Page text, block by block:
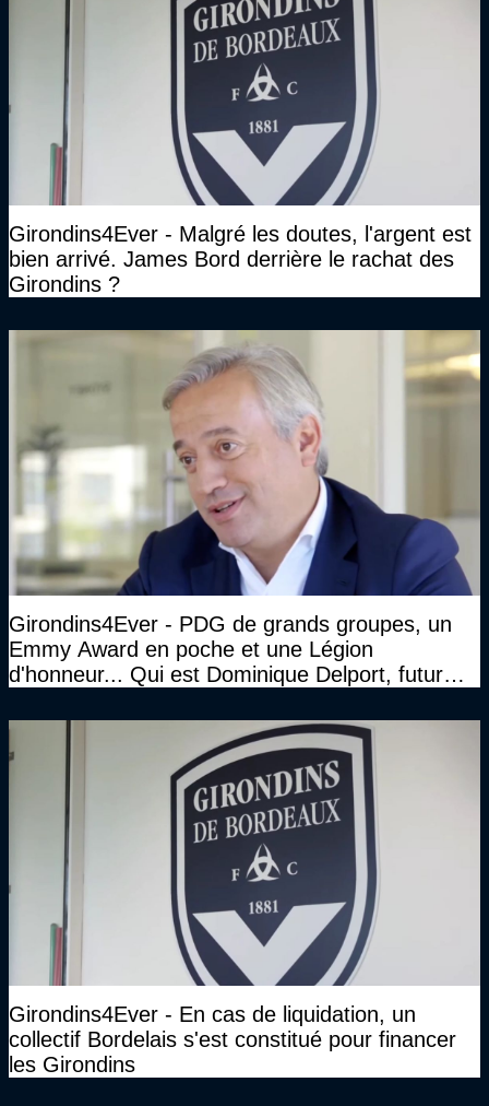
Girondins4Ever - Malgré les doutes, l'argent est
bien arrivé. James Bord derrière le rachat des
Girondins ?
Girondins4Ever - PDG de grands groupes, un
Emmy Award en poche et une Légion
d'honneur... Qui est Dominique Delport, futur
Girondins4Ever - En cas de liquidation, un
collectif Bordelais s'est constitué pour financer
les Girondins